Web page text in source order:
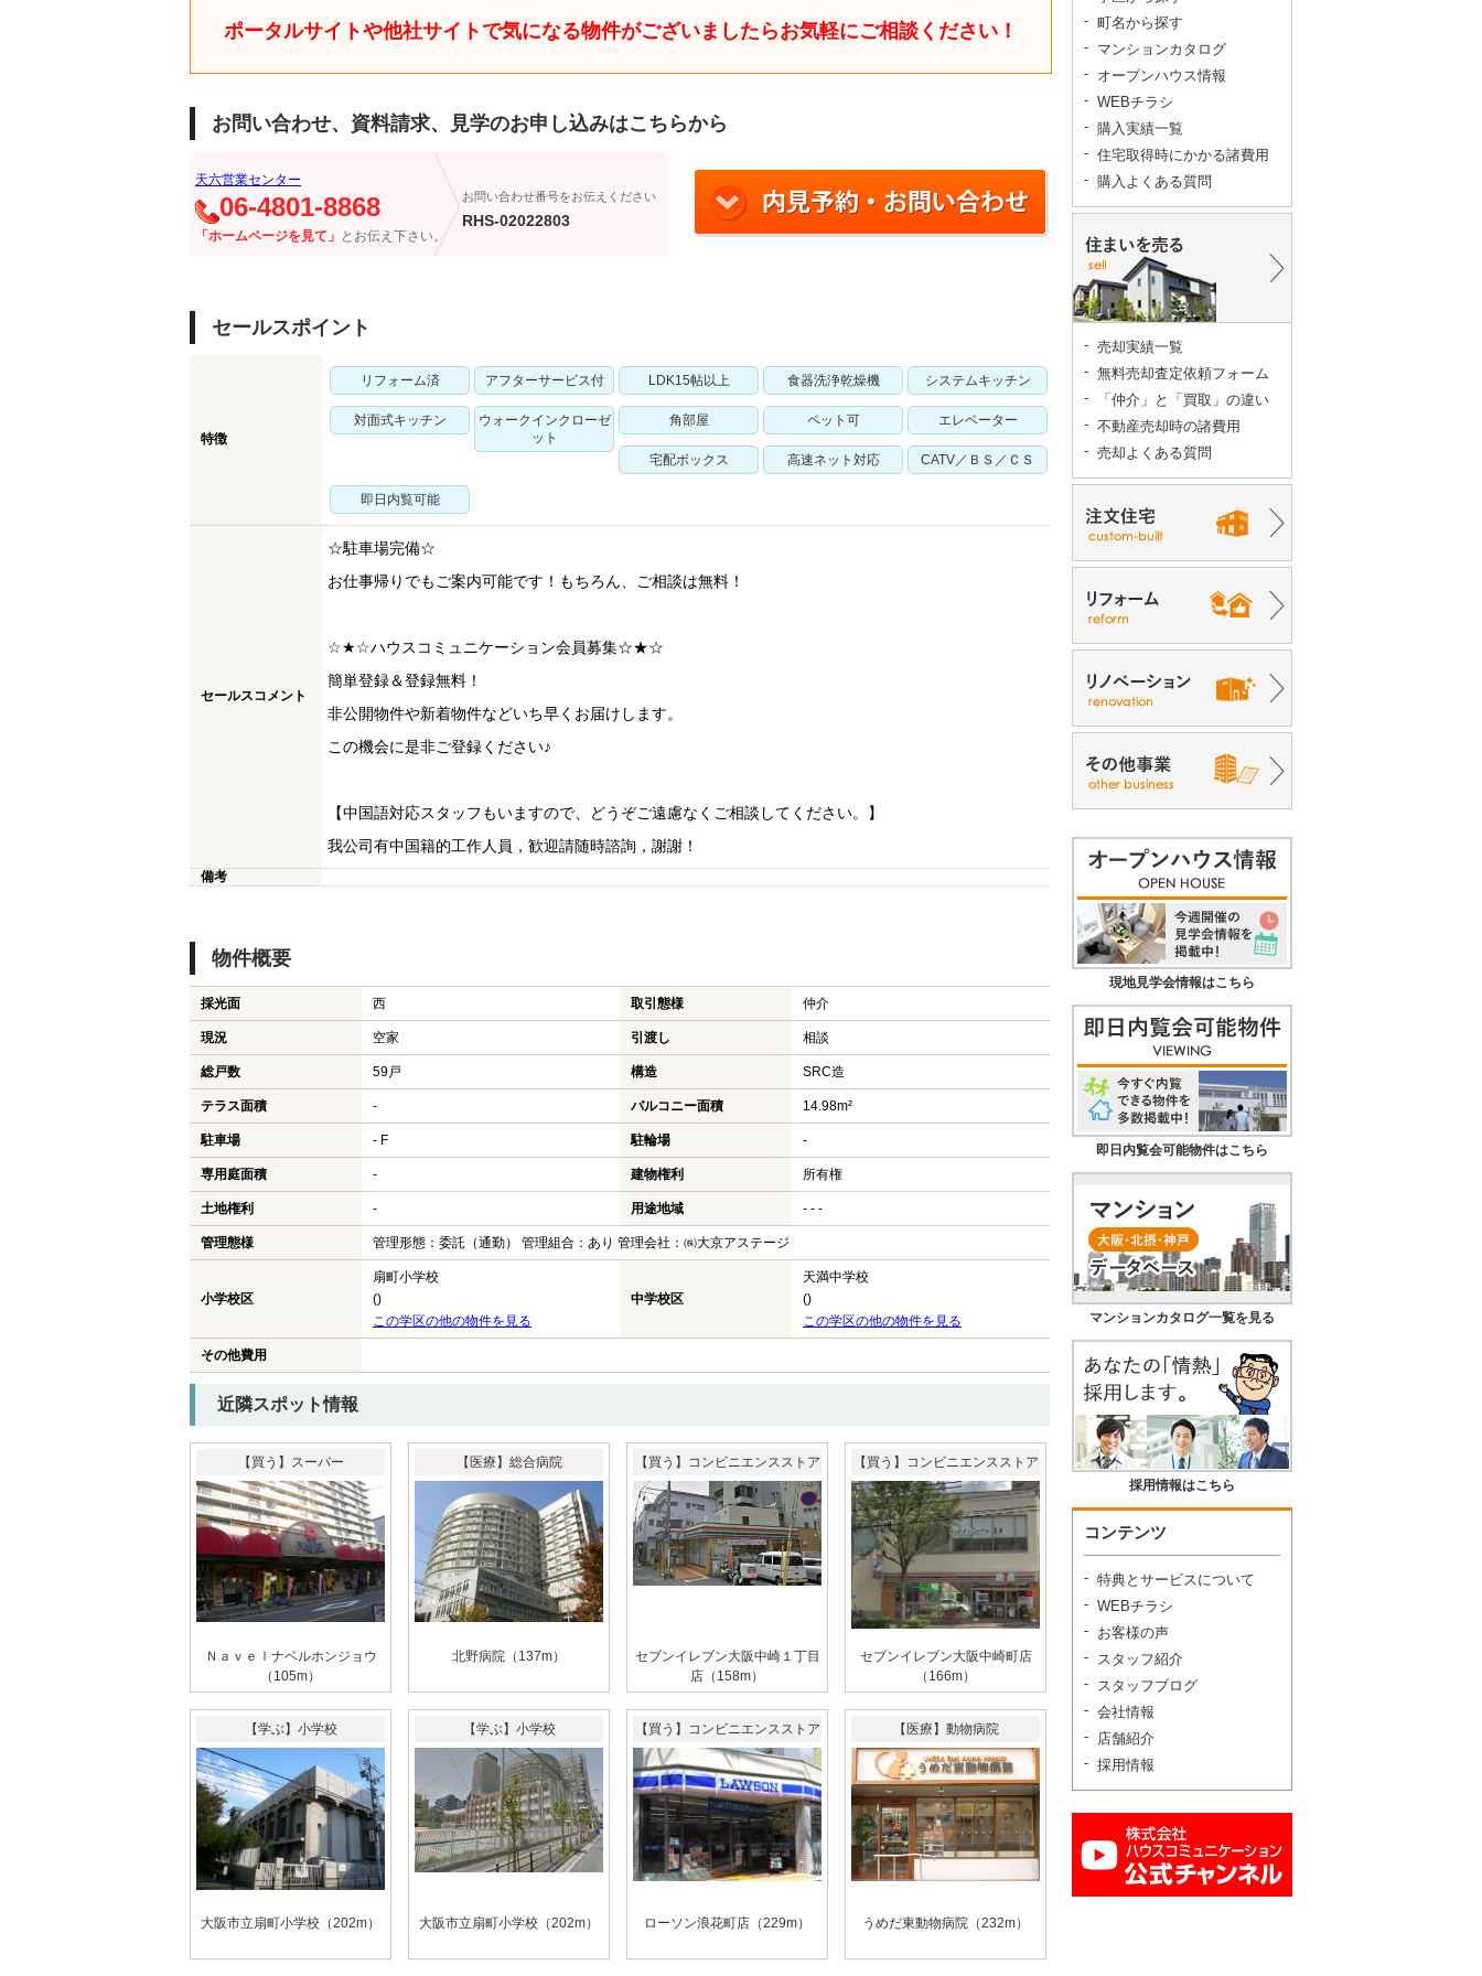
ポータルサイトや他社サイトで気になる物件がございましたらお気軽にご相談ください！
お問い合わせ、資料請求、見学のお申し込みはこちらから
天六営業センター
06-4801-8868
「ホームページを見て」 とお伝え下さい。
お問い合わせ番号をお伝えください
RHS-02022803
セールスポイント
特徴
リフォーム済 アフターサービス付 LDK15帖以上 食器洗浄乾燥機 システムキッチン
対面式キッチン
ウォークインクローゼ
ット
角部屋 ペット可 エレベーター
宅配ボックス 高速ネット対応 CATV／ＢＳ／ＣＳ
即日内覧可能
セールスコメント
☆駐車場完備☆
お仕事帰りでもご案内可能です！もちろん、ご相談は無料！
☆★☆ハウスコミュニケーション会員募集☆★☆
簡単登録＆登録無料！
非公開物件や新着物件などいち早くお届けします。
この機会に是非ご登録ください♪
【中国語対応スタッフもいますので、どうぞご遠慮なくご相談してください。】
我公司有中国籍的工作人員，歓迎請随時諮詢，謝謝！
備考
物件概要
採光面 西 取引態様 仲介
現況 空家 引渡し 相談
総戸数 59戸 構造 SRC造
テラス面積 - バルコニー面積 14.98m²
駐車場 - F 駐輪場 -
専用庭面積 - 建物権利 所有権
土地権利 - 用途地域 - - -
管理態様 管理形態：委託（通勤） 管理組合：あり 管理会社：㈱大京アステージ
小学校区
扇町小学校
()
この学区の他の物件を見る
中学校区
天満中学校
()
この学区の他の物件を見る
その他費用
近隣スポット情報
【買う】スーパー
Ｎａｖｅｌナベルホンジョウ
（105m）
【医療】総合病院
北野病院（137m）
【買う】コンビニエンスストア
セブンイレブン大阪中崎１丁目
店（158m）
【買う】コンビニエンスストア
セブンイレブン大阪中崎町店
（166m）
【学ぶ】小学校
大阪市立扇町小学校（202m）
【学ぶ】小学校
大阪市立扇町小学校（202m）
【買う】コンビニエンスストア
ローソン浪花町店（229m）
【医療】動物病院
うめだ東動物病院（232m）
町名から探す
マンションカタログ
オープンハウス情報
WEBチラシ
購入実績一覧
住宅取得時にかかる諸費用
購入よくある質問
売却実績一覧
無料売却査定依頼フォーム
「仲介」と「買取」の違い
不動産売却時の諸費用
売却よくある質問
現地見学会情報はこちら
即日内覧会可能物件はこちら
マンションカタログ一覧を見る
採用情報はこちら
コンテンツ
特典とサービスについて
WEBチラシ
お客様の声
スタッフ紹介
スタッフブログ
会社情報
店舗紹介
採用情報